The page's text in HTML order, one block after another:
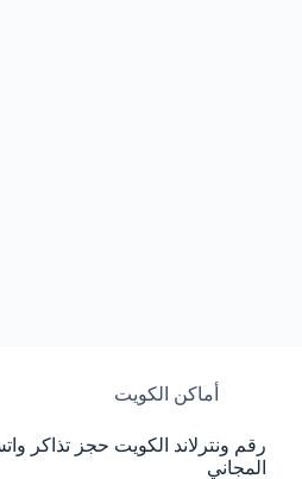
أماكن الكويت
رقم ونترلاند الكويت حجز تذاكر
المجاني